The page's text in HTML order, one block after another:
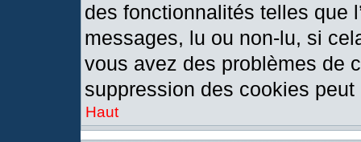
des fonctionnalités telles que
messages, lu ou non-lu, si
vous avez des problèmes de
suppression des cookies peut
Haut